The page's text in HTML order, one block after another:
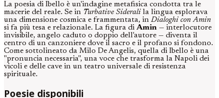
La poesia di Ibello è un'indagine metafisica condotta tra le
macerie del reale. Se in Turbative Siderali la lingua esplorava
una dimensione cosmica e frammentata, in Dialoghi con Amin
si fa più tesa e relazionale. La figura di Amin — interlocutore
invisibile, angelo caduto o doppio dell'autore — diventa il
centro di un canzoniere dove il sacro e il profano si fondono.
Come sottolineato da Milo De Angelis, quella di Ibello è una
"pronuncia necessaria", una voce che trasforma la Napoli dei
vicoli e delle cave in un teatro universale di resistenza
spirituale.
Poesie disponibili